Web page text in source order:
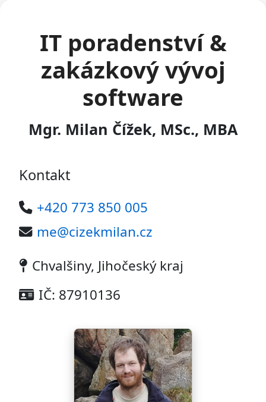
IT poradenství &
zakázkový vývoj
software
Mgr. Milan Čížek, MSc., MBA
Kontakt
+420 773 850 005
me@cizekmilan.cz
Chvalšiny, Jihočeský kraj
IČ: 87910136